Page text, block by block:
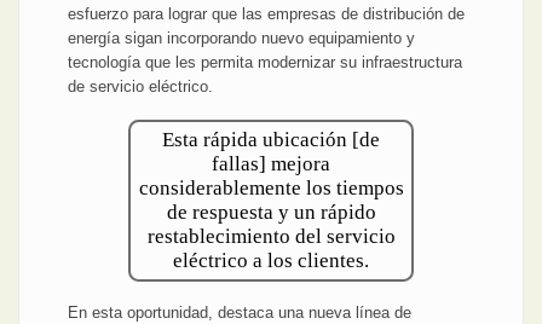
esfuerzo para lograr que las empresas de distribución de
energía sigan incorporando nuevo equipamiento y
tecnología que les permita modernizar su infraestructura
de servicio eléctrico.
Esta rápida ubicación [de
fallas] mejora
considerablemente los tiempos
de respuesta y un rápido
restablecimiento del servicio
eléctrico a los clientes.
En esta oportunidad, destaca una nueva línea de